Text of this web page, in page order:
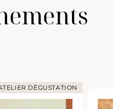
DÉGUSTATION